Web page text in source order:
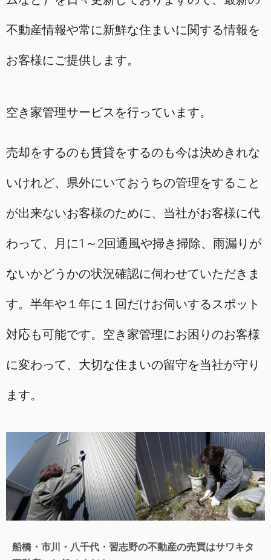
不動産情報や常に新鮮な住まいに関する情報を
お客様にご提供します。
空き家管理サービスを行っています。
売却をするのも賃貸をするのも今は決めきれな
いけれど、県外にいておうちの管理をすること
が出来ないお客様のために、当社がお客様に代
わって、月に1～2回通風や掃き掃除、雨漏りが
ないかどうかの状況確認に伺わせていただきま
す。半年や１年に１回だけお伺いするスポット
対応も可能です。空き家管理にお困りのお客様
に変わって、大切な住まいの留守を当社が守り
ます。
船橋・市川・八千代・習志野の不動産の売買はサワキタ